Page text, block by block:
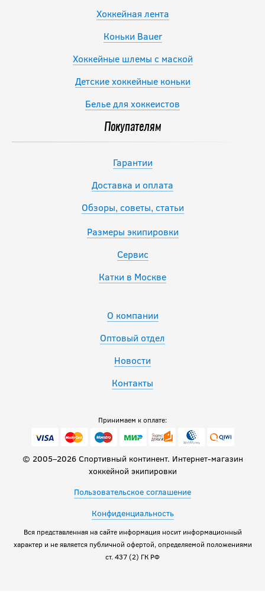
Хоккейная лента
Коньки Bauer
Хоккейные шлемы с маской
Детские хоккейные коньки
Белье для хоккеистов
Покупателям
Гарантии
Доставка и оплата
Обзоры, советы, статьи
Размеры экипировки
Сервис
Катки в Москве
О компании
Оптовый отдел
Новости
Контакты
Принимаем к оплате:
© 2005–2026 Спортивный континент. Интернет-магазин
хоккейной экипировки
Пользовательское соглашение
Конфиденциальность
Вся представленная на сайте информация носит информационный
характер и не является публичной офертой, определяемой положениями
ст. 437 (2) ГК РФ